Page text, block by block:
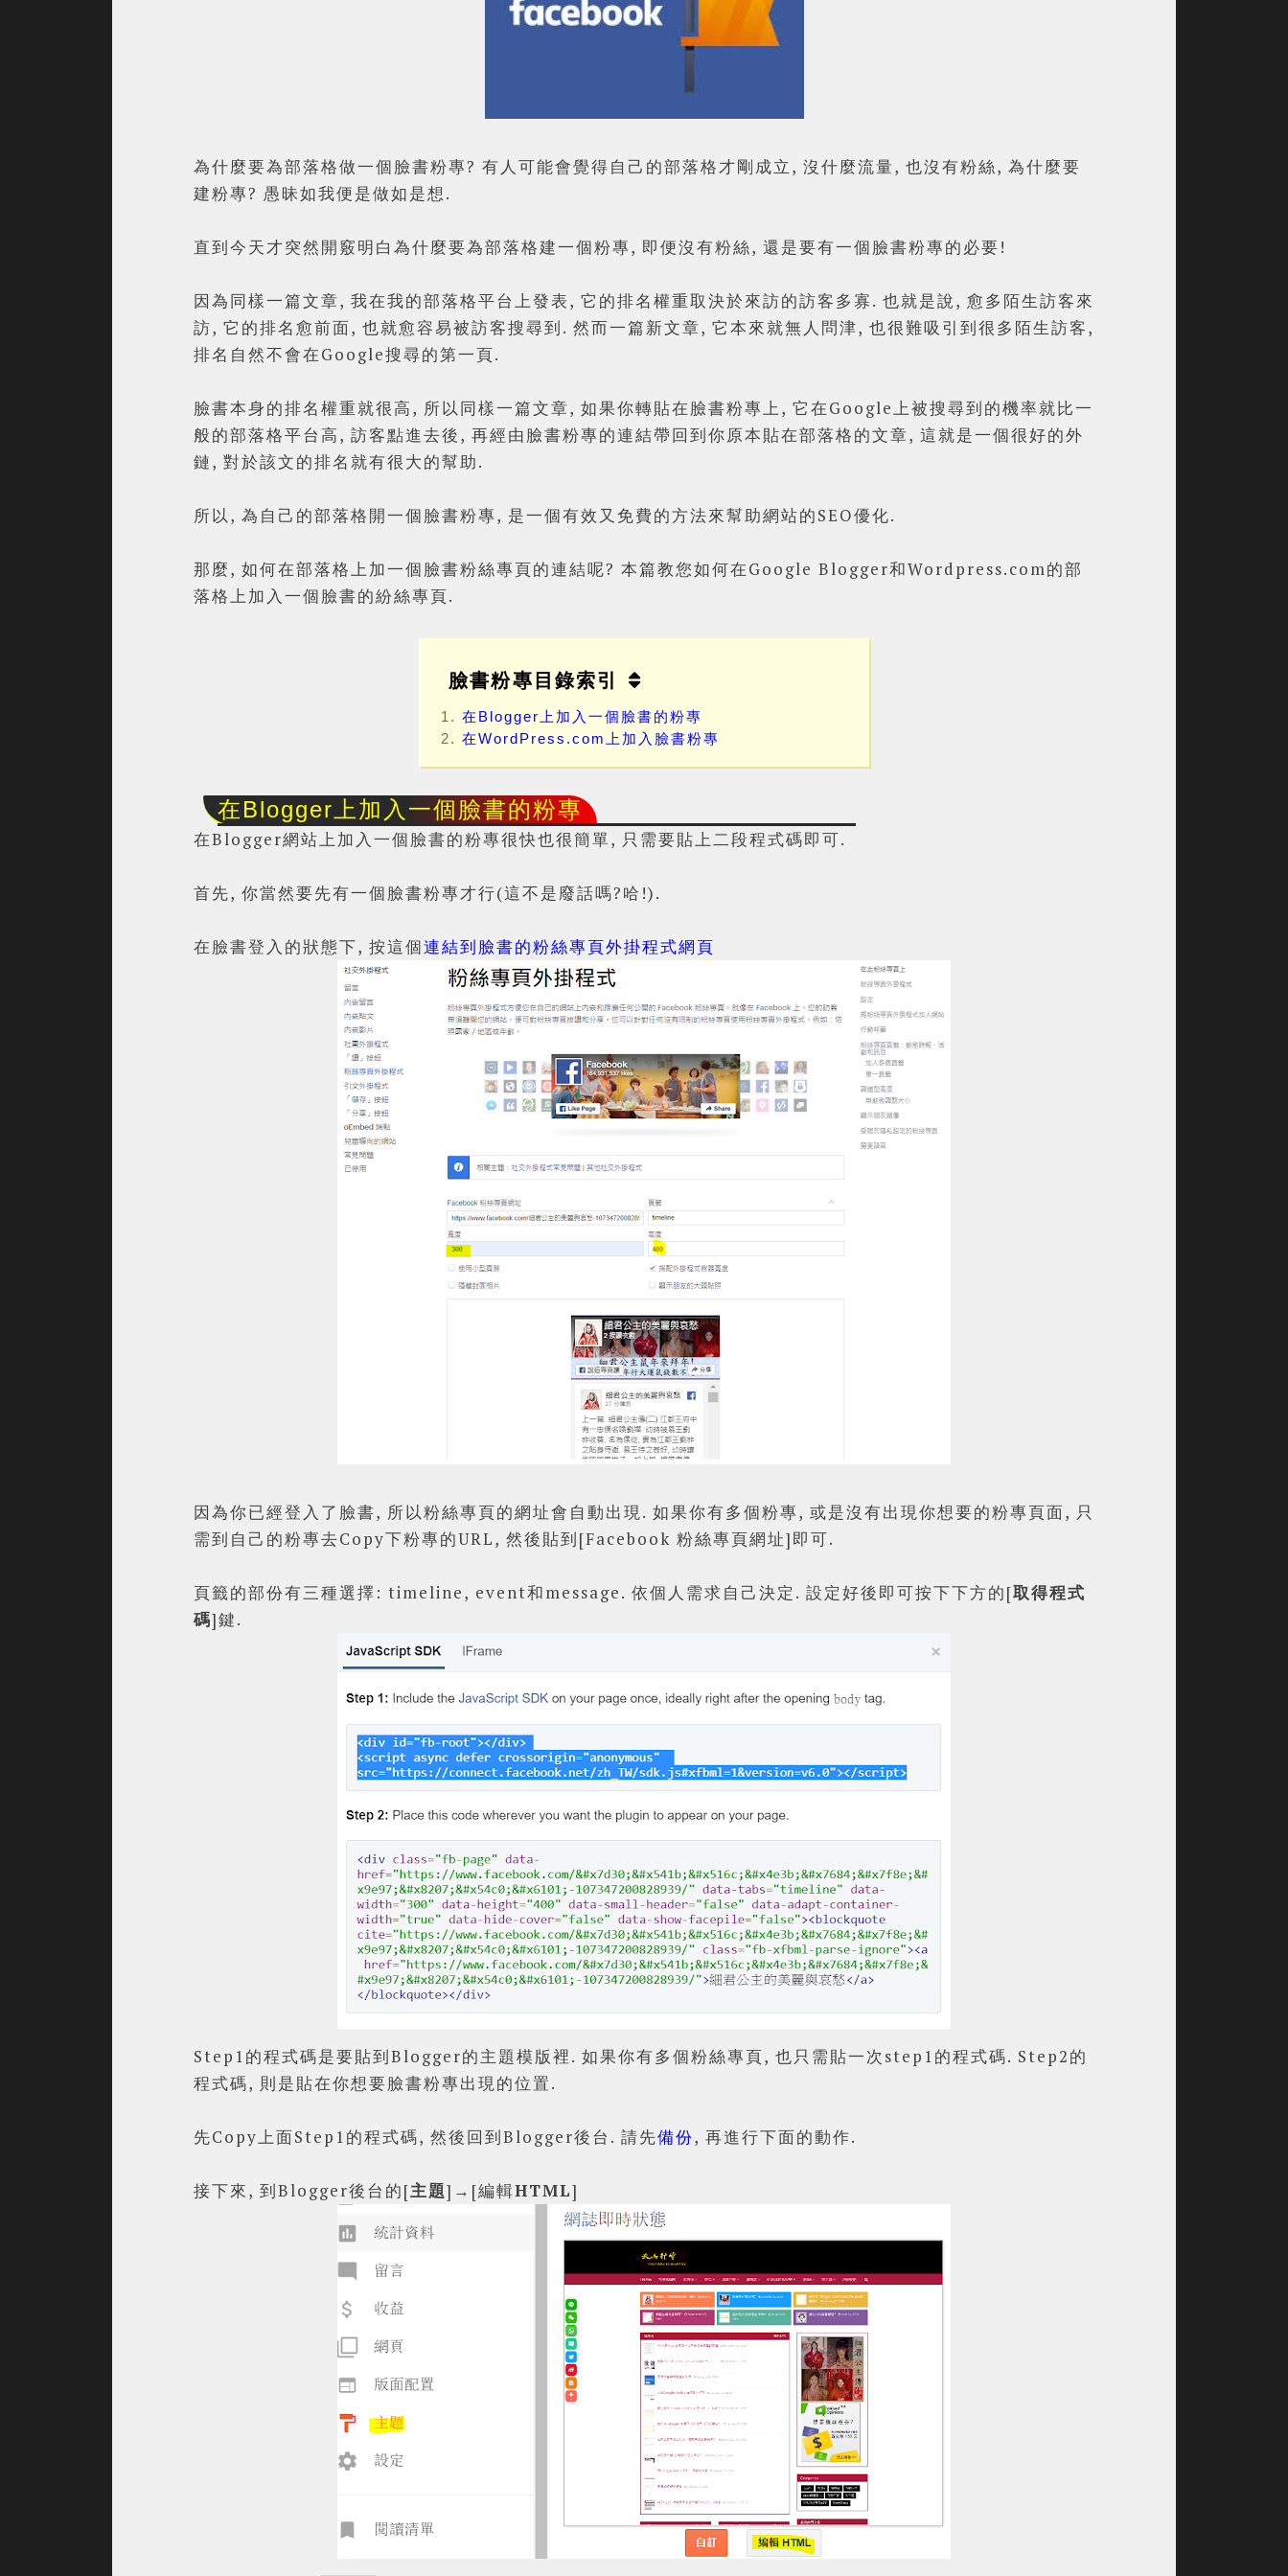
為什麼要為部落格做一個臉書粉專? 有人可能會覺得自己的部落格才剛成立, 沒什麼流量, 也沒有粉絲, 為什麼要
建粉專? 愚昧如我便是做如是想.
直到今天才突然開竅明白為什麼要為部落格建一個粉專, 即便沒有粉絲, 還是要有一個臉書粉專的必要!
因為同樣一篇文章, 我在我的部落格平台上發表, 它的排名權重取決於來訪的訪客多寡. 也就是說, 愈多陌生訪客來
訪, 它的排名愈前面, 也就愈容易被訪客搜尋到. 然而一篇新文章, 它本來就無人問津, 也很難吸引到很多陌生訪客,
排名自然不會在Google搜尋的第一頁.
臉書本身的排名權重就很高, 所以同樣一篇文章, 如果你轉貼在臉書粉專上, 它在Google上被搜尋到的機率就比一
般的部落格平台高, 訪客點進去後, 再經由臉書粉專的連結帶回到你原本貼在部落格的文章, 這就是一個很好的外
鏈, 對於該文的排名就有很大的幫助.
所以, 為自己的部落格開一個臉書粉專, 是一個有效又免費的方法來幫助網站的SEO優化.
那麼, 如何在部落格上加一個臉書粉絲專頁的連結呢? 本篇教您如何在Google Blogger和Wordpress.com的部
落格上加入一個臉書的紛絲專頁.
臉書粉專目錄索引
在Blogger上加入一個臉書的粉專
在WordPress.com上加入臉書粉專
在Blogger上加入一個臉書的粉專
在Blogger網站上加入一個臉書的粉專很快也很簡單, 只需要貼上二段程式碼即可.
首先, 你當然要先有一個臉書粉專才行(這不是廢話嗎?哈!).
在臉書登入的狀態下, 按這個連結到臉書的粉絲專頁外掛程式網頁
因為你已經登入了臉書, 所以粉絲專頁的網址會自動出現. 如果你有多個粉專, 或是沒有出現你想要的粉專頁面, 只
需到自己的粉專去Copy下粉專的URL, 然後貼到[Facebook 粉絲專頁網址]即可.
頁籤的部份有三種選擇: timeline, event和message. 依個人需求自己決定. 設定好後即可按下下方的[取得程式
碼]鍵.
Step1的程式碼是要貼到Blogger的主題模版裡. 如果你有多個粉絲專頁, 也只需貼一次step1的程式碼. Step2的
程式碼, 則是貼在你想要臉書粉專出現的位置.
先Copy上面Step1的程式碼, 然後回到Blogger後台. 請先備份, 再進行下面的動作.
接下來, 到Blogger後台的[主題]→[編輯HTML]
Powered byHelplogger